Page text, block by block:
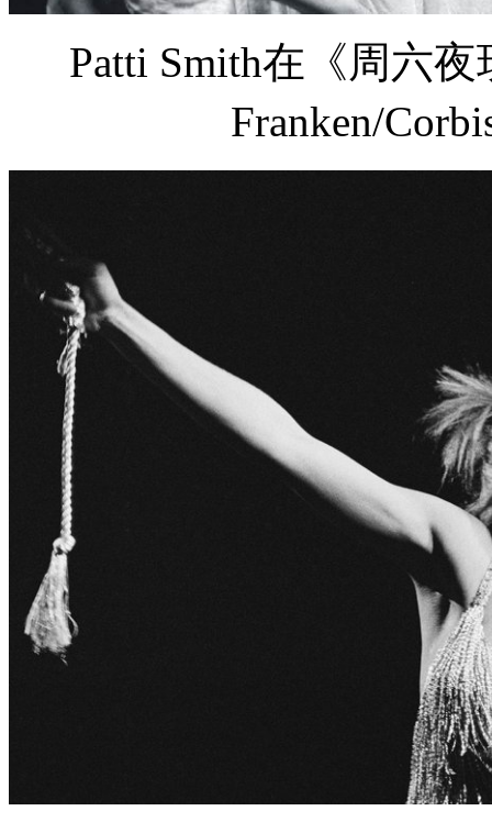
Patti Smith在《周六
Franken/